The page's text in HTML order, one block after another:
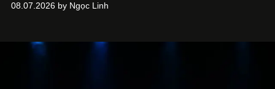
08.07.2026 by Ngọc Linh